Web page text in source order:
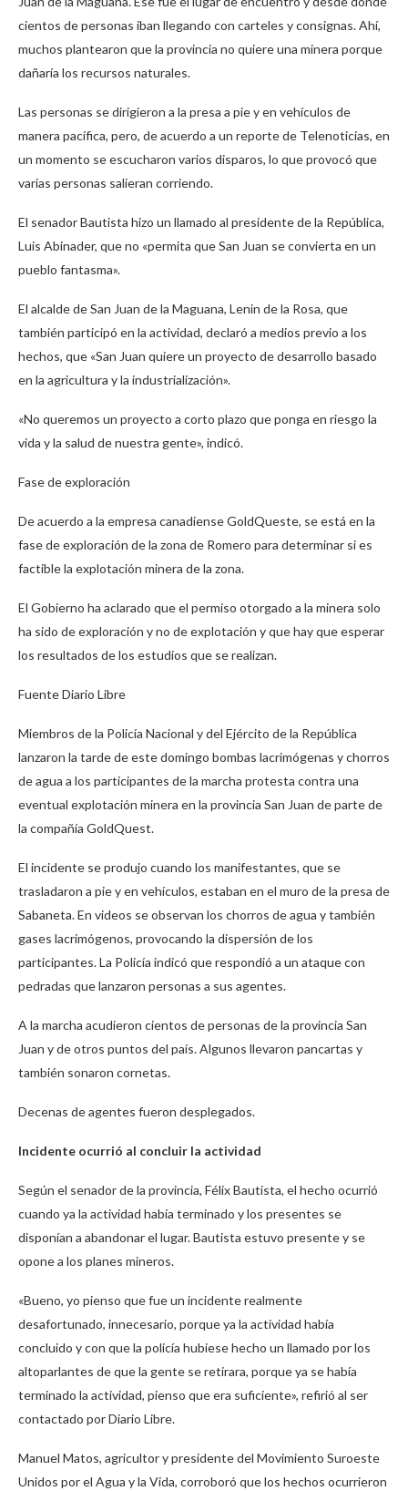
cientos de personas iban llegando con carteles y consignas. Ahí,
muchos plantearon que la provincia no quiere una minera porque
dañaría los recursos naturales.
Las personas se dirigieron a la presa a pie y en vehículos de
manera pacífica, pero, de acuerdo a un reporte de Telenoticias, en
un momento se escucharon varios disparos, lo que provocó que
varias personas salieran corriendo.
El senador Bautista hizo un llamado al presidente de la República,
Luis Abinader, que no «permita que San Juan se convierta en un
pueblo fantasma».
El alcalde de San Juan de la Maguana, Lenin de la Rosa, que
también participó en la actividad, declaró a medios previo a los
hechos, que «San Juan quiere un proyecto de desarrollo basado
en la agricultura y la industrialización».
«No queremos un proyecto a corto plazo que ponga en riesgo la
vida y la salud de nuestra gente», indicó.
Fase de exploración
De acuerdo a la empresa canadiense GoldQueste, se está en la
fase de exploración de la zona de Romero para determinar si es
factible la explotación minera de la zona.
El Gobierno ha aclarado que el permiso otorgado a la minera solo
ha sido de exploración y no de explotación y que hay que esperar
los resultados de los estudios que se realizan.
Fuente Diario Libre
Miembros de la Policía Nacional y del Ejército de la República
lanzaron la tarde de este domingo bombas lacrimógenas y chorros
de agua a los participantes de la marcha protesta contra una
eventual explotación minera en la provincia San Juan de parte de
la compañía GoldQuest.
El incidente se produjo cuando los manifestantes, que se
trasladaron a pie y en vehículos, estaban en el muro de la presa de
Sabaneta. En videos se observan los chorros de agua y también
gases lacrimógenos, provocando la dispersión de los
participantes. La Policía indicó que respondió a un ataque con
pedradas que lanzaron personas a sus agentes.
A la marcha acudieron cientos de personas de la provincia San
Juan y de otros puntos del país. Algunos llevaron pancartas y
también sonaron cornetas.
Decenas de agentes fueron desplegados.
Incidente ocurrió al concluir la actividad
Según el senador de la provincia, Félix Bautista, el hecho ocurrió
cuando ya la actividad había terminado y los presentes se
disponían a abandonar el lugar. Bautista estuvo presente y se
opone a los planes mineros.
«Bueno, yo pienso que fue un incidente realmente
desafortunado, innecesario, porque ya la actividad había
concluido y con que la policía hubiese hecho un llamado por los
altoparlantes de que la gente se retirara, porque ya se había
terminado la actividad, pienso que era suficiente», refirió al ser
contactado por Diario Libre.
Manuel Matos, agricultor y presidente del Movimiento Suroeste
Unidos por el Agua y la Vida, corroboró que los hechos ocurrieron